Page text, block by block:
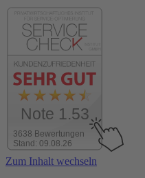
3638 Bewertungen
Stand: 09.08.26
Note 1.53
Zum Inhalt wechseln